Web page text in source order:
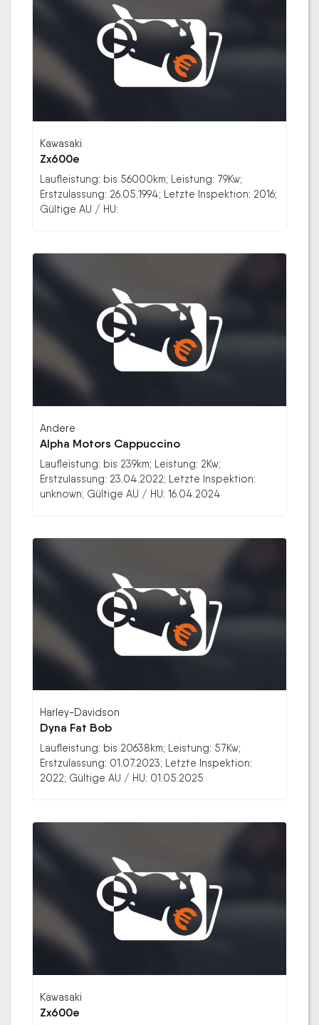
Kawasaki
Zx600e
Laufleistung: bis 56000km; Leistung: 79Kw;
Erstzulassung: 26.05.1994; Letzte Inspektion: 2016;
Gültige AU / HU:
Andere
Alpha Motors Cappuccino
Laufleistung: bis 239km; Leistung: 2Kw;
Erstzulassung: 23.04.2022; Letzte Inspektion:
unknown; Gültige AU / HU: 16.04.2024
Harley-Davidson
Dyna Fat Bob
Laufleistung: bis 20638km; Leistung: 57Kw;
Erstzulassung: 01.07.2023; Letzte Inspektion:
2022; Gültige AU / HU: 01.05.2025
Kawasaki
Zx600e